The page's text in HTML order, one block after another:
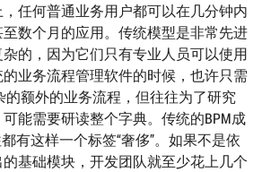
任何普通业务用户都可以在几分钟内
数个月的应用。传统模型是非常先进
的，因为它们只有专业人员可以使用
业务流程管理软件的时候，也许只需
的额外的业务流程，但往往为了研究
能需要研读整个字典。传统的BPM成
有这样一个标签“奢侈”。如果不是依
基础模块，开发团队就至少花上几个